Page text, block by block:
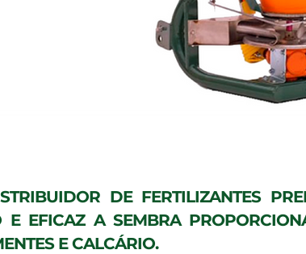
DE FERTILIZANTES
E EFICAZ A SEMBRA
E CALCÁRIO.